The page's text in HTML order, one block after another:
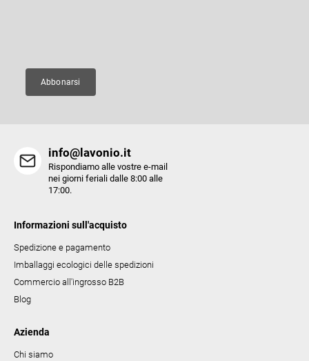
e
Abbonarsi
info@lavonio.it
Rispondiamo alle vostre e-mail
nei giorni feriali dalle 8:00 alle
17:00.
Informazioni sull'acquisto
Spedizione e pagamento
Imballaggi ecologici delle spedizioni
Commercio all'ingrosso B2B
Blog
Azienda
Chi siamo